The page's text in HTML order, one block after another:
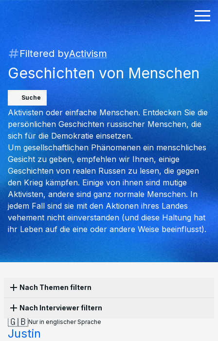
Filtered byActivism
Geschichten von Menschen
Suche
Aktivisten oder einfache Menschen. Entdecken Sie die
persönlichen Geschichten russischer Menschen, die
sich für die Demokratie einsetzen.
Um gesellschaftlichen Phänomenen ein menschliches
Gesicht zu geben, empfehlen wir Ihnen, einige
Geschichten von realen Russen zu lesen, die gegen
den Krieg kämpfen. Einige von ihnen sind mutige
Aktivisten, andere sind ganz normale Menschen. In
jedem Fall sind sie mit den Aktionen ihres Landes
vehement nicht einverstanden (und diese Haltung hat
ihr Leben auf die eine oder andere Weise beeinflusst).
🇬🇧Nur in englischer Sprache
Justin
Nach Themen filtern
Activism 22 Family 17
War12 Culture5 Apathy
Laws
2
Nach Interviewer filtern
Daria 17